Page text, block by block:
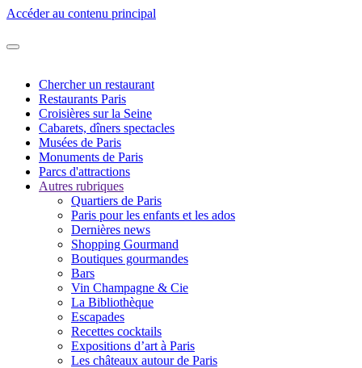
Accéder au contenu principal
Chercher un restaurant
Restaurants Paris
Croisières sur la Seine
Cabarets, dîners spectacles
Musées de Paris
Monuments de Paris
Parcs d'attractions
Autres rubriques
Quartiers de Paris
Paris pour les enfants et les ados
Dernières news
Shopping Gourmand
Boutiques gourmandes
Bars
Vin Champagne & Cie
La Bibliothèque
Escapades
Recettes cocktails
Expositions d’art à Paris
Les châteaux autour de Paris